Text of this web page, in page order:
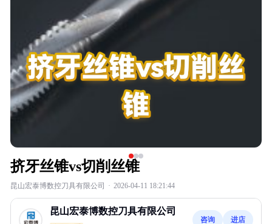
挤牙丝锥vs切削丝锥
昆山宏泰博数控刀具有限公司 · 2026-04-11 18:21:44
昆山宏泰博数控刀具有限公司
咨询 进店